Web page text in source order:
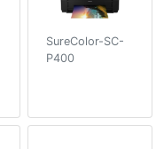
SureColor-SC-
P400